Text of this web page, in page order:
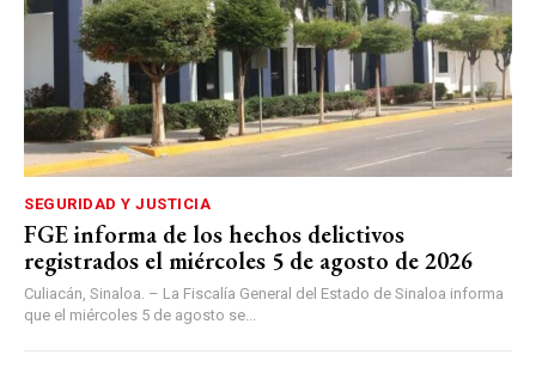
SEGURIDAD Y JUSTICIA
FGE informa de los hechos delictivos
registrados el miércoles 5 de agosto de 2026
Culiacán, Sinaloa. – La Fiscalía General del Estado de Sinaloa informa
que el miércoles 5 de agosto se...